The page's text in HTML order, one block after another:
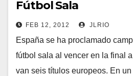
Fútbol Sala
FEB 12, 2012 JLRIO
España se ha proclamado
fútbol sala al vencer en la final
van seis títulos europeos. En